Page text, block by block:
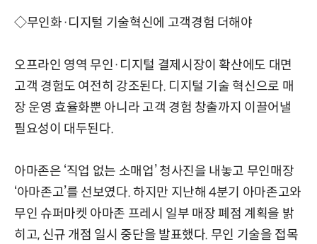
◇무인화·디지털 기술혁신에 고객경험 더해야
오프라인 영역 무인·디지털 결제시장이 확산에도 대면
고객 경험도 여전히 강조된다. 디지털 기술 혁신으로 매
장 운영 효율화뿐 아니라 고객 경험 창출까지 이끌어낼
필요성이 대두된다.
아마존은 ‘직업 없는 소매업’ 청사진을 내놓고 무인매장
‘아마존고’를 선보였다. 하지만 지난해 4분기 아마존고와
무인 슈퍼마켓 아마존 프레시 일부 매장 폐점 계획을 밝
히고, 신규 개점 일시 중단을 발표했다. 무인 기술을 접목